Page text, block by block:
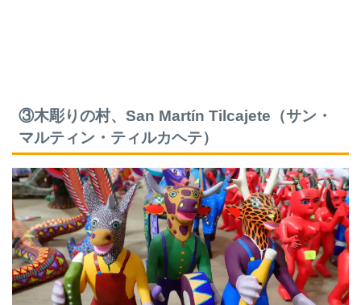
③木彫りの村、San Martín Tilcajete（サン・
マルティン・ティルカヘテ）